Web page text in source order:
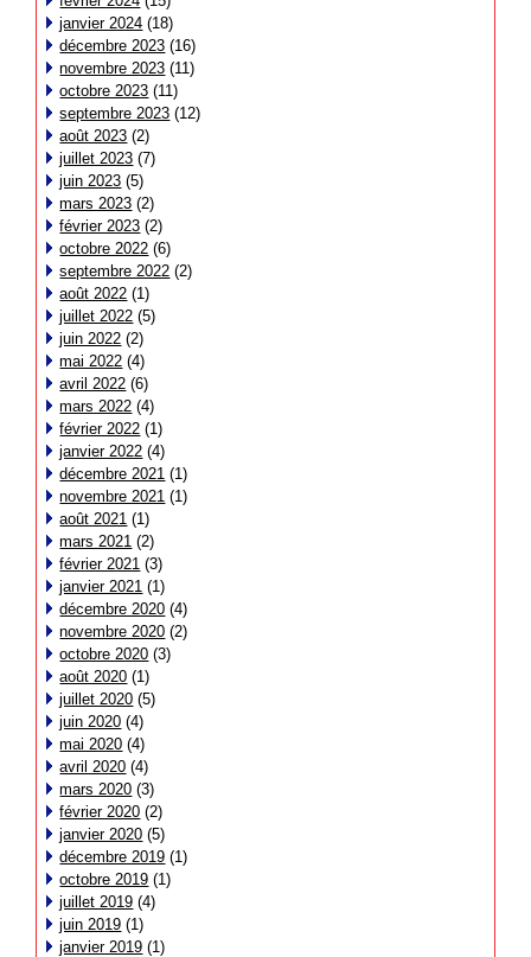
janvier 2024 (18)
décembre 2023 (16)
novembre 2023 (11)
octobre 2023 (11)
septembre 2023 (12)
août 2023 (2)
juillet 2023 (7)
juin 2023 (5)
mars 2023 (2)
février 2023 (2)
octobre 2022 (6)
septembre 2022 (2)
août 2022 (1)
juillet 2022 (5)
juin 2022 (2)
mai 2022 (4)
avril 2022 (6)
mars 2022 (4)
février 2022 (1)
janvier 2022 (4)
décembre 2021 (1)
novembre 2021 (1)
août 2021 (1)
mars 2021 (2)
février 2021 (3)
janvier 2021 (1)
décembre 2020 (4)
novembre 2020 (2)
octobre 2020 (3)
août 2020 (1)
juillet 2020 (5)
juin 2020 (4)
mai 2020 (4)
avril 2020 (4)
mars 2020 (3)
février 2020 (2)
janvier 2020 (5)
décembre 2019 (1)
octobre 2019 (1)
juillet 2019 (4)
juin 2019 (1)
janvier 2019 (1)